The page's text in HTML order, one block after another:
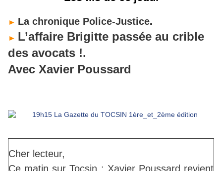
► La chronique Police-Justice.
► L’affaire Brigitte passée au crible
des avocats !.
Avec Xavier Poussard
Cher lecteur,
Ce matin sur Tocsin : Xavier Poussard revient